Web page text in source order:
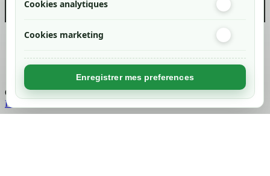
Cookies analytiques
Cookies marketing
Enregistrer mes preferences
Created byNageoconcept
Chargement...
Retour en haut